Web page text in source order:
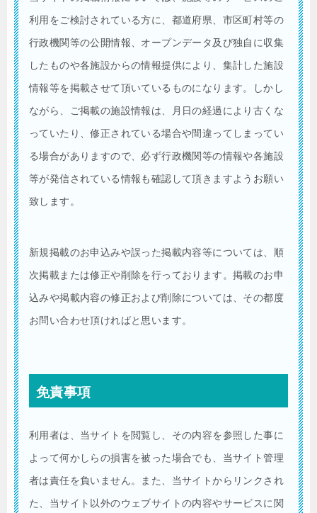
利用をご検討されている方に、都道府県、市区町村等の
行政機関等の公開情報、オープンデータ及び独自に収集
したものや各施設からの情報提供により、集計した施設
情報等を掲載させて頂いているものになります。しかし
ながら、ご掲載の施設情報は、月日の経過により古くな
っていたり、修正されている場合や間違ってしまってい
る場合がありますので、必ず行政機関等の情報や各施設
等が発信されている情報も確認して頂きますようお願い
致します。
新規掲載のお申込みや誤った掲載内容等については、順
次掲載または修正や削除を行っております。掲載のお申
込みや掲載内容の修正および削除については、その都度
お問い合わせ頂ければと思います。
免責事項
利用者は、当サイトを閲覧し、その内容を参照した事に
よって何かしらの損害を被った場合でも、当サイト管理
者は責任を負いません。また、当サイトからリンクされ
た、当サイト以外のウェブサイトの内容やサービスに関